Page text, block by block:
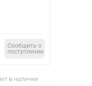
Сообщить о
поступлении
в наличии